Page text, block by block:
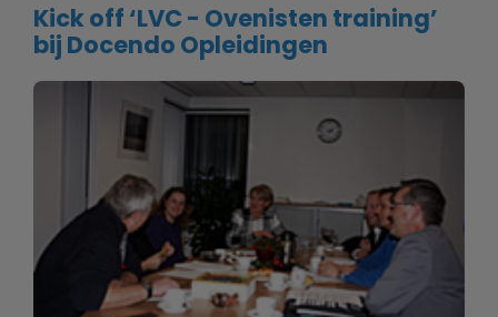
Kick off ‘LVC - Ovenisten training’
bij Docendo Opleidingen